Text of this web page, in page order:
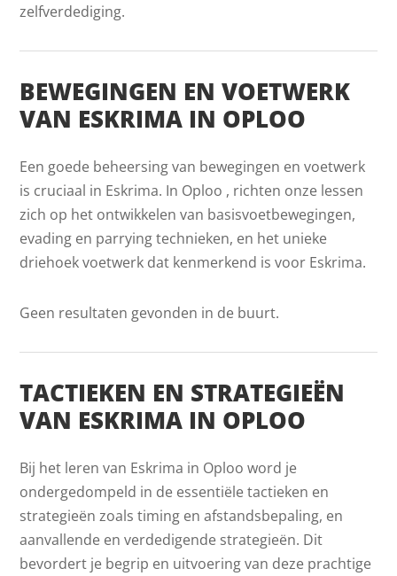
zelfverdediging.
BEWEGINGEN EN VOETWERK
VAN ESKRIMA IN OPLOO
Een goede beheersing van bewegingen en voetwerk
is cruciaal in Eskrima. In Oploo , richten onze lessen
zich op het ontwikkelen van basisvoetbewegingen,
evading en parrying technieken, en het unieke
driehoek voetwerk dat kenmerkend is voor Eskrima.
Geen resultaten gevonden in de buurt.
TACTIEKEN EN STRATEGIEËN
VAN ESKRIMA IN OPLOO
Bij het leren van Eskrima in Oploo word je
ondergedompeld in de essentiële tactieken en
strategieën zoals timing en afstandsbepaling, en
aanvallende en verdedigende strategieën. Dit
bevordert je begrip en uitvoering van deze prachtige